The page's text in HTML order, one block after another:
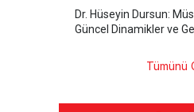
Dr. Hüseyin Dursun:
Güncel Dinamikler ve
Tümünü